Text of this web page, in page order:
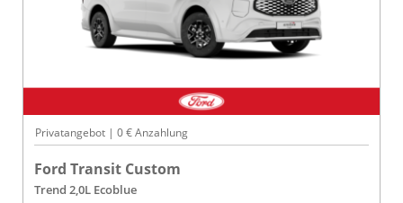
Privatangebot | 0 € Anzahlung
Ford Transit Custom
Trend 2,0L Ecoblue